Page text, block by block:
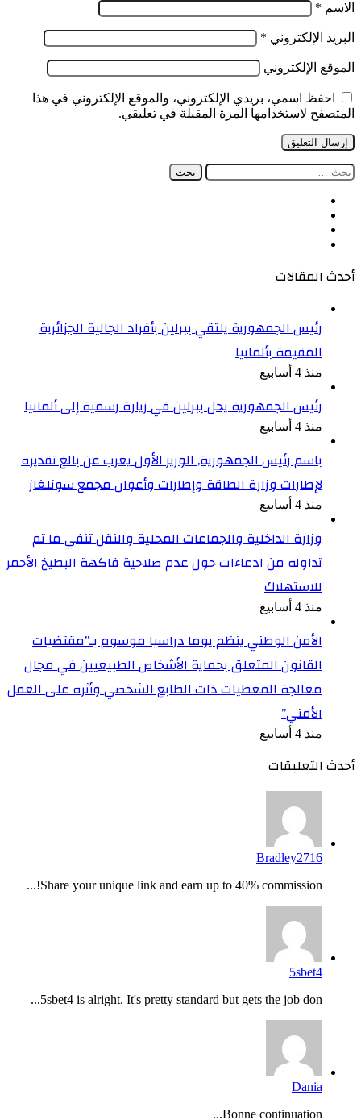
الاسم *
البريد الإلكتروني *
الموقع الإلكتروني
احفظ اسمي، بريدي الإلكتروني، والموقع الإلكتروني في هذا
المتصفح لاستخدامها المرة المقبلة في تعليقي.
البحث
أحدث المقالات
رئيس الجمهورية يلتقي ببرلين بأفراد الجالية الجزائرية
المقيمة بألمانيا
منذ 4 أسابيع
رئيس الجمهورية يحل ببرلين في زيارة رسمية إلى ألمانيا
منذ 4 أسابيع
باسم رئيس الجمهورية, الوزير الأول يعرب عن بالغ تقديره
لإطارات وزارة الطاقة وإطارات وأعوان مجمع سونلغاز
منذ 4 أسابيع
وزارة الداخلية والجماعات المحلية والنقل تنفي ما تم
تداوله من ادعاءات حول عدم صلاحية فاكهة البطيخ الأحمر
للاستهلاك
منذ 4 أسابيع
الأمن الوطني ينظم يوما دراسيا موسوم بـ”مقتضيات
القانون المتعلق بحماية الأشخاص الطبيعيين في مجال
معالجة المعطيات ذات الطابع الشخصي وأثره على العمل
الأمني”
منذ 4 أسابيع
أحدث التعليقات
Bradley2716
Share your unique link and earn up to 40% commission!...
5sbet4
5sbet4 is alright. It's pretty standard but gets the job don...
Dania
Bonne continuation...